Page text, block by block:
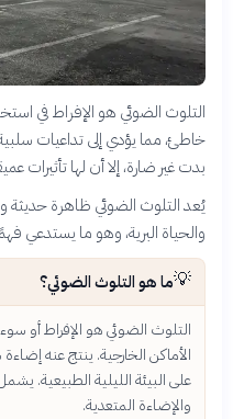
الضوئي هو الإفراط في استخدام
مما يؤدي إلى تداعيات سلبية على
غير ضارة، إلا أن لها تأثيرات عميقة
التلوث الضوئي ظاهرة حديثة
البرية، وهو ما يستدعي فهمًا أعمق
ما هو التلوث الضوئي؟
التلوث الضوئي هو الإفراط أو سوء
الأماكن الخارجية. ينتج عنه إضاءة
على البيئة الليلية الطبيعية. يشمل
والإضاءة المتعدية.